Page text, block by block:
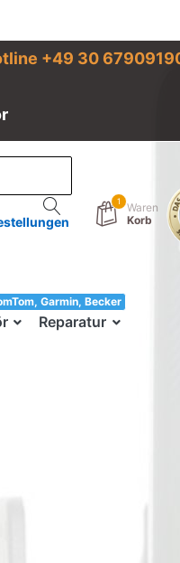
+49 30
1
Waren
Korb
33!
Reparatur
Garmin, Becker